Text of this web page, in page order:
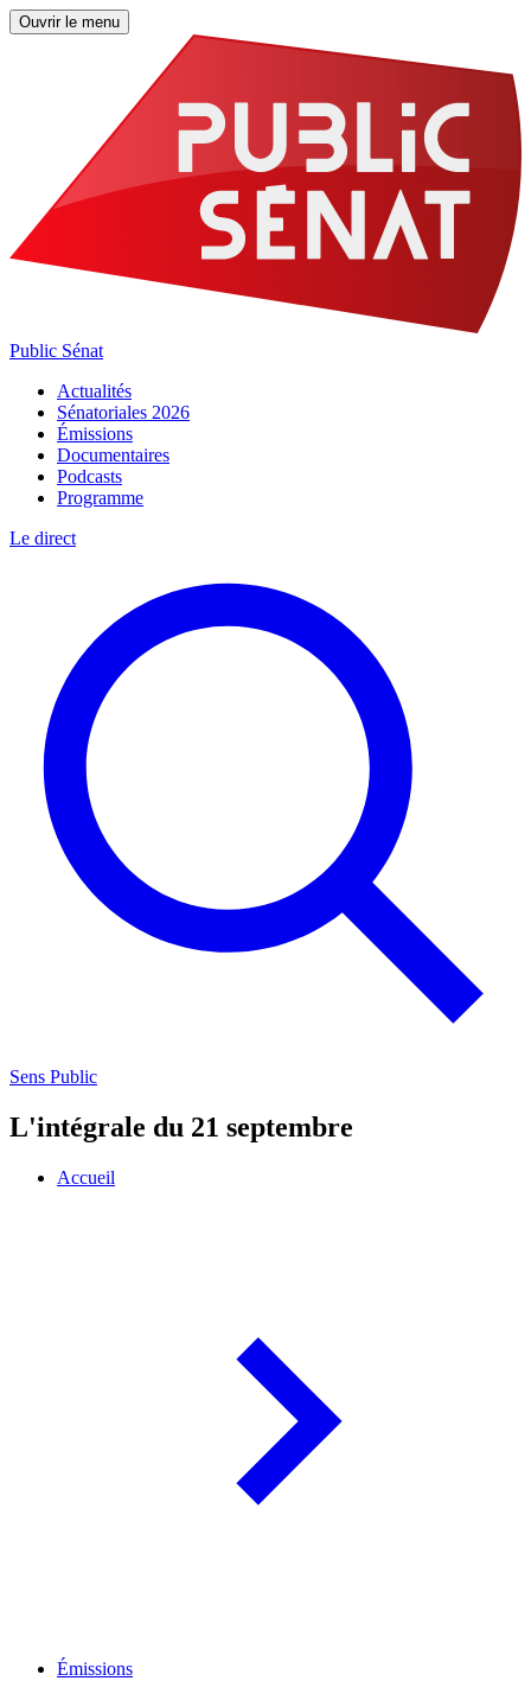
Ouvrir le menu
Public Sénat
Actualités
Sénatoriales 2026
Émissions
Documentaires
Podcasts
Programme
Le direct
Sens Public
L'intégrale du 21 septembre
Accueil
Émissions